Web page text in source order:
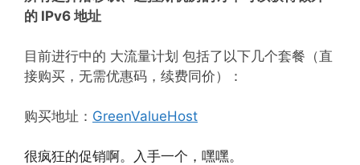
的 IPv6 地址
目前进行中的 大流量计划 包括了以下几个套餐（直
接购买，无需优惠码，续费同价）：
购买地址： GreenValueHost
很疯狂的促销啊。入手一个，嘿嘿。